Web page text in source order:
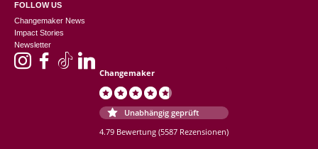
FOLLOW US
Changemaker News
Impact Stories
Newsletter
Changemaker
Unabhängig geprüft
4.79 Bewertung (5587 Rezensionen)